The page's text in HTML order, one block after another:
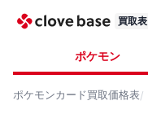
買取表
ポケモン
ポケモンカード買取価格表